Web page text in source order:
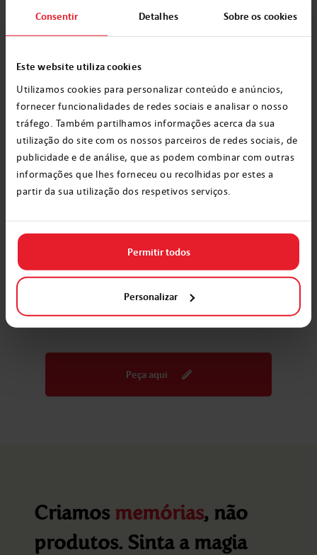
Consentir Detalhes Sobre os cookies
Este website utiliza cookies
Utilizamos cookies para personalizar conteúdo e anúncios,
fornecer funcionalidades de redes sociais e analisar o nosso
tráfego. Também partilhamos informações acerca da sua
utilização do site com os nossos parceiros de redes sociais, de
publicidade e de análise, que as podem combinar com outras
informações que lhes forneceu ou recolhidas por estes a
partir da sua utilização dos respetivos serviços.
Permitir todos
Personalizar
O melhor de ambos!
ano, é sempre o momento perfeito para ficar
festivo. Afinal, o natal significa passar tempo
de qualidade com amigos e família,
aproveitado uma comida fabulosa e
agradecer pelo que é realmente importante.
Aqui na Elfi, estamos felizes em ajudar a
organizar uma carta personalizada ou
mensagem de vídeo. Afinal de contas, é natal
365 dias por ano na cidade natal do Papai
Peça aqui
Criamos memórias, não
produtos. Sinta a magia